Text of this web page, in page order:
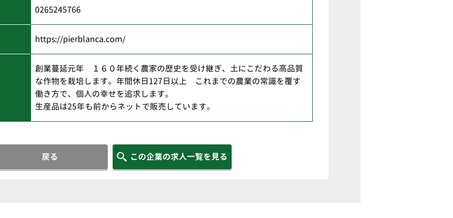
0265245766
https://pierblanca.com/
創業蔓延元年 １６０年続く農家の歴史を受け継ぎ、土にこだわる高品質
な作物を栽培します。年間休日127日以上 これまでの農業の常識を覆す
働き方で、個人の幸せを追求します。
生産品は25年も前からネットで販売しています。
戻る この企業の求人一覧を見る